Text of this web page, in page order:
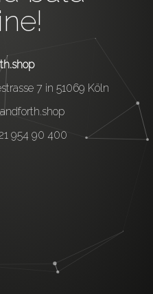
7 in 51069 Köln
954 90 400